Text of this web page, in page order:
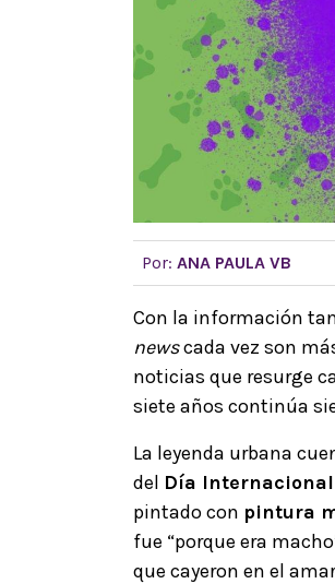
Por: ANA PAULA VB
Con la información
newscada vez son
noticias que resurge
siete años continúa
La leyenda urbana
del Día
pintado con pintura
fue “porque era
que cayeron en el